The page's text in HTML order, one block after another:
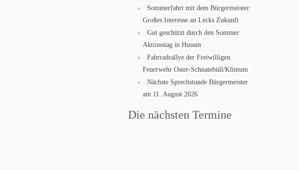
Sommerfahrt mit dem Bürgermeister:
Großes Interesse an Lecks Zukunft
Gut geschützt durch den Sommer:
Aktionstag in Husum
Fahrradrallye der Freiwilligen
Feuerwehr Oster-Schnatebüll/Klintum
Nächste Sprechstunde Bürgermeister
am 11. August 2026
Die nächsten Termine